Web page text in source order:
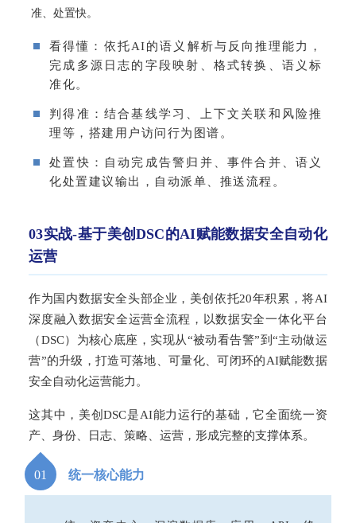
准、处置快。
看得懂：依托AI的语义解析与反向推理能力，
完成多源日志的字段映射、格式转换、语义标
准化。
判得准：结合基线学习、上下文关联和风险推
理等，搭建用户访问 行为图谱 。
处置快：自动完成告警归并、事件合并、语义
化处置建议输出，自动派单、推送流程。
03实战-基于美创DSC的AI赋能数据安全自动化
运营
作为国内数据安全头部企业，美创依托20年积累，将AI
深度融入数据安全运营全流程，以数据安全一体化平台
（DSC）为核心底座，实现从“被动看告警”到“主动做运
营”的升级，打造可落地、可量化、可闭环的AI赋能数据
安全自动化运营能力。
这其中，美创DSC是AI能力运行的基础，它全面统一资
产、身份、日志、策略、运营，形成完整的支撑体系。
01 统一核心能力